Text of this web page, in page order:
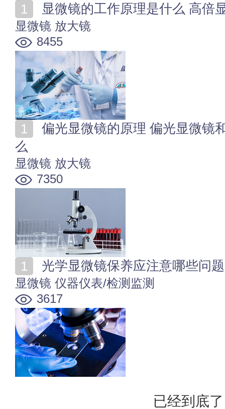
显微镜的工作原理是什么 高倍
显微镜 放大镜
8455
么
显微镜 放大镜
7350
光学显微镜保养应注意哪些问
显微镜 仪器仪表/检测监测
3617
已经到底了